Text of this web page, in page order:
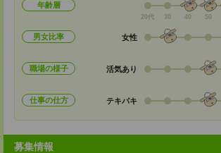
年齢層
20代 30 40 50
男女比率 女性
職場の様子 活気あり
仕事の仕方 テキパキ
募集情報